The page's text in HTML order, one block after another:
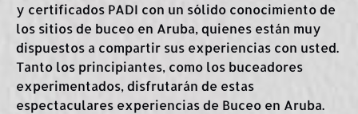
y certificados PADI con un sólido conocimiento de
los sitios de buceo en Aruba, quienes están muy
dispuestos a compartir sus experiencias con usted.
Tanto los principiantes, como los buceadores
experimentados, disfrutarán de estas
espectaculares experiencias de Buceo en Aruba.